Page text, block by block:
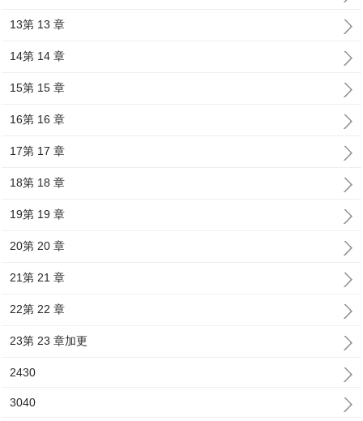
13第 13 章
14第 14 章
15第 15 章
16第 16 章
17第 17 章
18第 18 章
19第 19 章
20第 20 章
21第 21 章
22第 22 章
23第 23 章加更
2430
3040